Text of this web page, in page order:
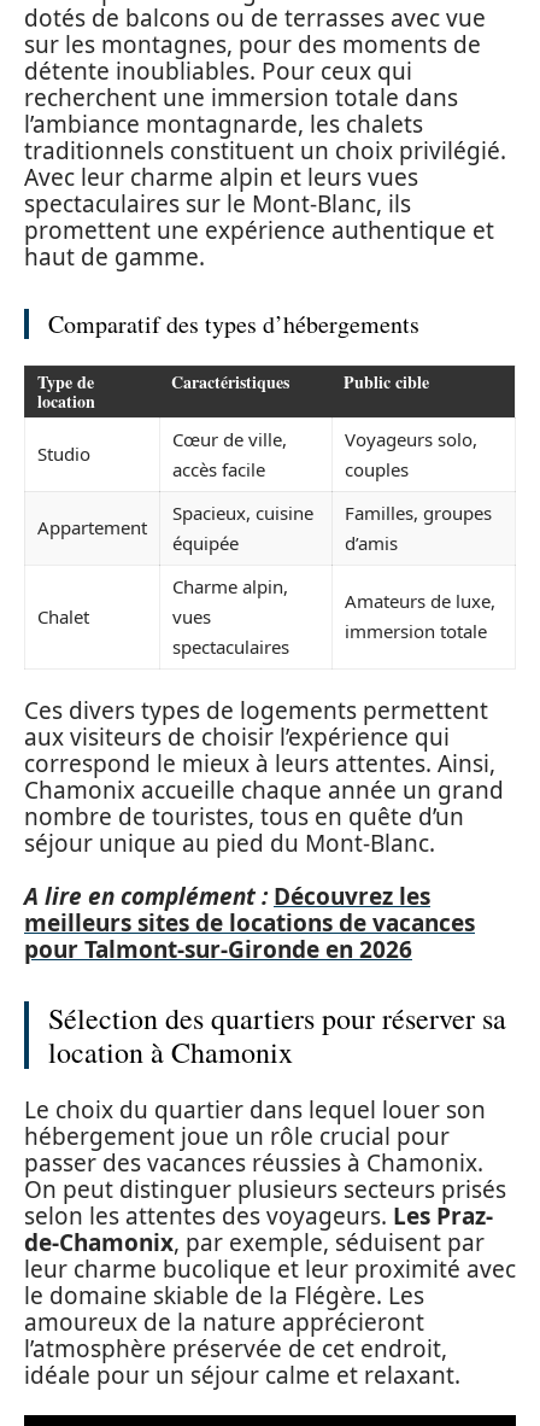
dotés de balcons ou de terrasses avec vue
sur les montagnes, pour des moments de
détente inoubliables. Pour ceux qui
recherchent une immersion totale dans
l’ambiance montagnarde, les chalets
traditionnels constituent un choix privilégié.
Avec leur charme alpin et leurs vues
spectaculaires sur le Mont-Blanc, ils
promettent une expérience authentique et
haut de gamme.
Comparatif des types d’hébergements
Type de
location
Caractéristiques Public cible
Studio
Cœur de ville,
accès facile
Voyageurs solo,
couples
Appartement
Spacieux, cuisine
équipée
Familles, groupes
d’amis
Chalet
Charme alpin,
vues
spectaculaires
Amateurs de luxe,
immersion totale
Ces divers types de logements permettent
aux visiteurs de choisir l’expérience qui
correspond le mieux à leurs attentes. Ainsi,
Chamonix accueille chaque année un grand
nombre de touristes, tous en quête d’un
séjour unique au pied du Mont-Blanc.
A lire en complément : Découvrez les
meilleurs sites de locations de vacances
pour Talmont-sur-Gironde en 2026
Sélection des quartiers pour réserver sa
location à Chamonix
Le choix du quartier dans lequel louer son
hébergement joue un rôle crucial pour
passer des vacances réussies à Chamonix.
On peut distinguer plusieurs secteurs prisés
selon les attentes des voyageurs. Les Praz-
de-Chamonix, par exemple, séduisent par
leur charme bucolique et leur proximité avec
le domaine skiable de la Flégère. Les
amoureux de la nature apprécieront
l’atmosphère préservée de cet endroit,
idéale pour un séjour calme et relaxant.